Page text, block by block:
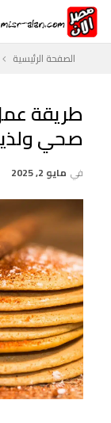
الصفحة الرئيسية
طريقة
صحي
في مايو 2, 2025